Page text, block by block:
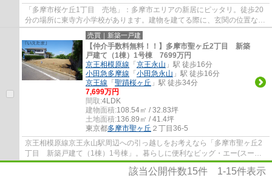
「多摩市桜ケ丘1丁目 売地」：多摩市エリアの新居にピッタリ。徒歩20
分の場所に東寺方小学校があります。建物を建てる際に、玄関の位置など
の間取りを考えやすいのが角地です。専門知...
売買｜新築一戸建
【仲介手数料無料！！】多摩市聖ヶ丘2丁目 新築
戸建て（1棟）1号棟 7699万円
京王相模原線 「京王永山 」駅 徒歩16分
小田急多摩線 「小田急永山 」駅 徒歩16分
京王線 「聖蹟桜ヶ丘 」駅 徒歩34分
7,699万円
間取:4LDK
建物面積:108.54㎡ / 32.83坪
土地面積:136.89㎡ / 41.4坪
東京都多摩市聖ヶ丘 ２丁目36-5
京王相模原線京王永山駅周辺への引っ越しをお考えなら「多摩市聖ヶ丘2
丁目 新築戸建て（1棟）1号棟」。暮らしに便利なビッグ・エー(スーパ
ー)がこちらから411mのところにあります。隣...
該当公開件数15件 1-15件表示